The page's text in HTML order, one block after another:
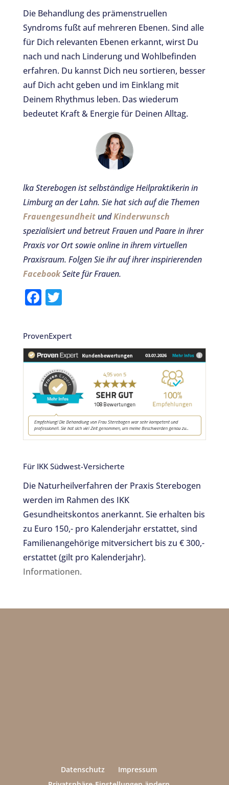
Die Behandlung des prämenstruellen
Syndroms fußt auf mehreren Ebenen. Sind alle
für Dich relevanten Ebenen erkannt, wirst Du
nach und nach Linderung und Wohlbefinden
erfahren. Du kannst Dich neu sortieren, besser
auf Dich acht geben und im Einklang mit
Deinem Rhythmus leben. Das wiederum
bedeutet Kraft & Energie für Deinen Alltag.
lka Sterebogen ist selbständige Heilpraktikerin in
Limburg an der Lahn. Sie hat sich auf die Themen
FrauengesundheitundKinderwunsch
spezialisiert und betreut Frauen und Paare in ihrer
Praxis vor Ort sowie online in ihrem virtuellen
Praxisraum. Folgen Sie ihr auf ihrer inspirierenden
FacebookSeite für Frauen.
F
c
e
b
o
o
k
T
it
te
r
ProvenExpert
Für IKK Südwest-Versicherte
Die Naturheilverfahren der Praxis Sterebogen
werden im Rahmen des IKK
Gesundheitskontos anerkannt. Sie erhalten bis
zu Euro 150,- pro Kalenderjahr erstattet, sind
Familienangehörige mitversichert bis zu € 300,-
erstattet (gilt pro Kalenderjahr).
Informationen.
Datenschutz
Impressum